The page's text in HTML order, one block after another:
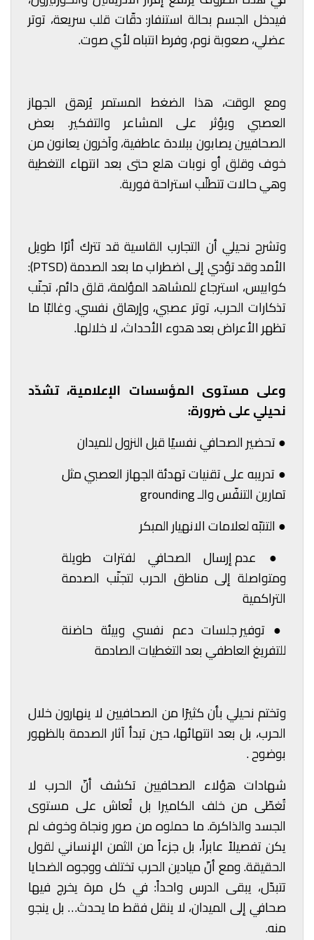
فيدخل الجسم بحالة استنفار: دقّات قلب سريعة، توتر
عضلي، صعوبة نوم، وفرط انتباه لأي صوت.
ومع الوقت، هذا الضغط المستمر يُرهق الجهاز
العصبي ويؤثر على المشاعر والتفكير. بعض
الصحافيين يصابون ببلادة عاطفية، وآخرون يعانون من
خوف وقلق أو نوبات هلع حتى بعد انتهاء التغطية
وهي حالات تتطلّب استراحة فورية.
وتشرح نحيلي أن التجارب القاسية قد تترك أثرًا طويل
الأمد وقد تؤدي إلى اضطراب ما بعد الصدمة (PTSD):
كوابيس، استرجاع للمشاهد المؤلمة، قلق دائم، تجنّب
تذكارات الحرب، توتر عصبي، وإرهاق نفسي. وغالبًا ما
تظهر الأعراض بعد هدوء الأحداث، لا خلالها.
وعلى مستوى المؤسسات الإعلامية، تشدّد
نحيلي على ضرورة:
●تحضير الصحافي نفسيًا قبل النزول للميدان
●تدريبه على تقنيات تهدئة الجهاز العصبي مثل
تمارين التنفّس والـ grounding
●التنبّه لعلامات الانهيار المبكر
●
عدم إرسال الصحافي لفترات طويلة
ومتواصلة إلى مناطق الحرب لتجنّب الصدمة
التراكمية
● توفير جلسات دعم نفسي وبيئة حاضنة
للتفريغ العاطفي بعد التغطيات الصادمة
وتختم نحيلي بأن كثيرًا من الصحافيين لا ينهارون خلال
الحرب، بل بعد انتهائها، حين تبدأ آثار الصدمة بالظهور
بوضوح .
شهادات هؤلاء الصحافيين تكشف أنّ الحرب لا
تُغطّى من خلف الكاميرا بل تُعاش على مستوى
الجسد والذاكرة. ما حملوه من صور ونجاة وخوف لم
يكن تفصيلاً عابراً، بل جزءاً من الثمن الإنساني لقول
الحقيقة. ومع أنّ ميادين الحرب تختلف ووجوه الضحايا
تتبدّل، يبقى الدرس واحداً: في كل مرة يخرج فيها
صحافي إلى الميدان، لا ينقل فقط ما يحدث… بل ينجو
منه.